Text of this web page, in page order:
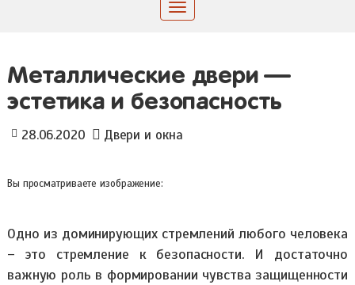
Toggle
Металлические двери —
эстетика и безопасность
28.06.2020 Двери и окна
Вы просматриваете изображение:
Одно из доминирующих стремлений любого человека
– это стремление к безопасности. И достаточно
важную роль в формировании чувства защищенности